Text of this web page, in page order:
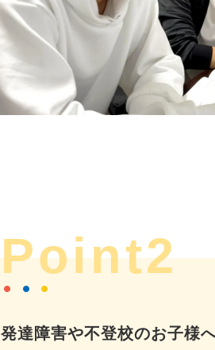
Point2
発達障害や不登校のお子様